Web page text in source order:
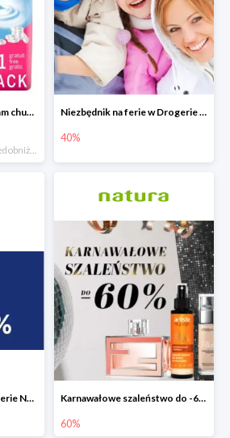
NIVEA BABY Soft&Cream chusteczki 4x63 sztuki
*najniższa cena z 30 dni przed obniżką
Niezbędnik na ferie w Drogerie Natura
40%
Kosmetyki Nivea w Drogerie Natura do -30% Karnawałowe szaleństwo do -60% w Drogerie Natura
60%